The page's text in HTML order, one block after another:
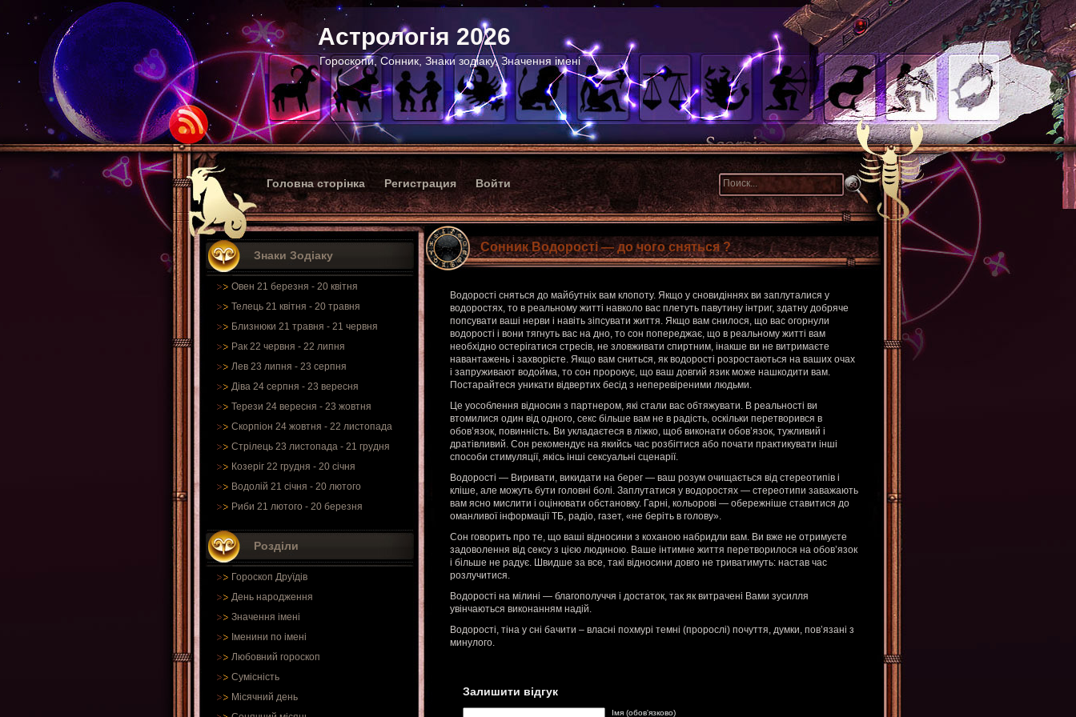
Астрологія 2026
Гороскопи, Сонник, Знаки зодіаку, Значення імені
Головна сторінка Регистрация Войти
Знаки Зодіаку
Овен 21 березня - 20 квітня
Телець 21 квітня - 20 травня
Близнюки 21 травня - 21 червня
Рак 22 червня - 22 липня
Лев 23 липня - 23 серпня
Діва 24 серпня - 23 вересня
Терези 24 вересня - 23 жовтня
Скорпіон 24 жовтня - 22 листопада
Стрілець 23 листопада - 21 грудня
Козеріг 22 грудня - 20 січня
Водолій 21 січня - 20 лютого
Риби 21 лютого - 20 березня
Розділи
Гороскоп Друїдів
День народження
Значення імені
Іменини по імені
Любовний гороскоп
Сумісність
Місячний день
Сонник Водорості — до чого сняться ?
Водорості сняться до майбутніх вам клопоту. Якщо у сновидіннях ви заплуталися у
водоростях, то в реальному житті навколо вас плетуть павутину інтриг, здатну добряче
попсувати ваші нерви і навіть зіпсувати життя. Якщо вам снилося, що вас огорнули
водорості і вони тягнуть вас на дно, то сон попереджає, що в реальному житті вам
необхідно остерігатися стресів, не зловживати спиртним, інакше ви не витримаєте
навантажень і захворієте. Якщо вам сниться, як водорості розростаються на ваших очах
і запруживают водойма, то сон пророкує, що ваш довгий язик може нашкодити вам.
Постарайтеся уникати відвертих бесід з неперевіреними людьми.
Це уособлення відносин з партнером, які стали вас обтяжувати. В реальності ви
втомилися один від одного, секс більше вам не в радість, оскільки перетворився в
обов’язок, повинність. Ви укладаєтеся в ліжко, щоб виконати обов’язок, тужливий і
дратівливий. Сон рекомендує на якийсь час розбігтися або почати практикувати інші
способи стимуляції, якісь інші сексуальні сценарії.
Водорості — Виривати, викидати на берег — ваш розум очищається від стереотипів і
кліше, але можуть бути головні болі. Заплутатися у водоростях — стереотипи заважають
вам ясно мислити і оцінювати обстановку. Гарні, кольорові — обережніше ставитися до
оманливої інформації ТБ, радіо, газет, «не беріть в голову».
Сон говорить про те, що ваші відносини з коханою набридли вам. Ви вже не отримуєте
задоволення від сексу з цією людиною. Ваше інтимне життя перетворилося на обов’язок
і більше не радує. Швидше за все, такі відносини довго не триватимуть: настав час
розлучитися.
Водорості на мілині — благополуччя і достаток, так як витрачені Вами зусилля
увінчаються виконанням надій.
Водорості, тіна у сні бачити – власні похмурі темні (пророслі) почуття, думки, пов’язані з
минулого.
Залишити відгук
Імя (обов'язково)